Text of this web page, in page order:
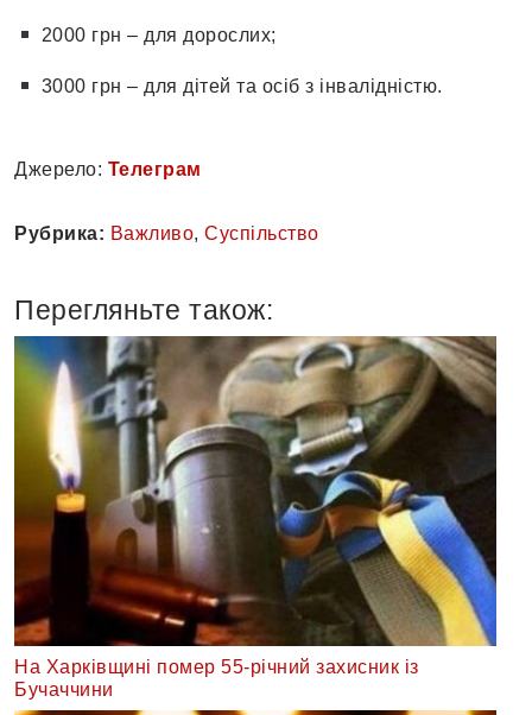
2000 грн – для дорослих;
3000 грн – для дітей та осіб з інвалідністю.
Джерело: Телеграм
Рубрика: Важливо, Суспільство
Перегляньте також:
На Харківщині помер 55-річний захисник із
Бучаччини